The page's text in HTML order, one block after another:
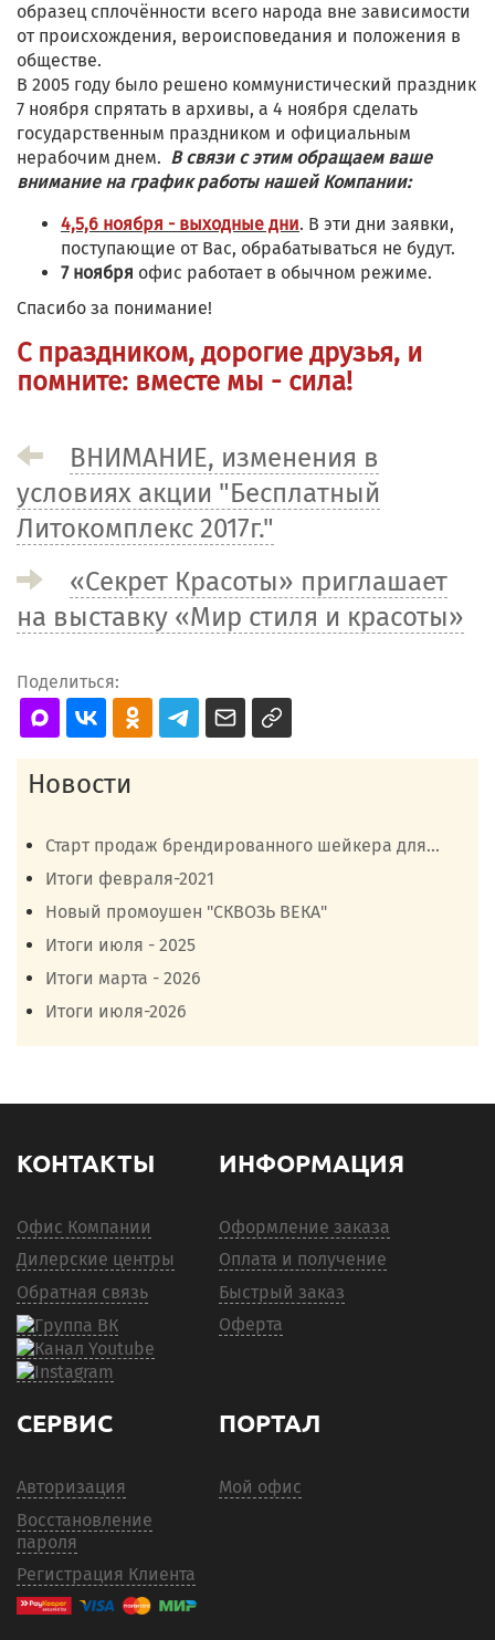
образец сплочённости всего народа вне зависимости
от происхождения, вероисповедания и положения в
обществе.
В 2005 году было решено коммунистический праздник
7 ноября спрятать в архивы, а 4 ноября сделать
государственным праздником и официальным
нерабочим днем. В связи с этим обращаем ваше
внимание на график работы нашей Компании:
4,5,6 ноября - выходные дни. В эти дни заявки,
поступающие от Вас, обрабатываться не будут.
7 ноября офис работает в обычном режиме.
Спасибо за понимание!
С праздником, дорогие друзья, и
помните: вместе мы - сила!
ВНИМАНИЕ, изменения в
условиях акции "Бесплатный
Литокомплекс 2017г."
«Секрет Красоты» приглашает
на выставку «Мир стиля и красоты»
Поделиться:
Новости
Старт продаж брендированного шейкера для...
Итоги февраля-2021
Новый промоушен "СКВОЗЬ ВЕКА"
Итоги июля - 2025
Итоги марта - 2026
Итоги июля-2026
КОНТАКТЫ
Офис Компании
Дилерские центры
Обратная связь
ИНФОРМАЦИЯ
Оформление заказа
Оплата и получение
Быстрый заказ
Оферта
СЕРВИС
Авторизация
Восстановление
пароля
Регистрация Клиента
ПОРТАЛ
Мой офис